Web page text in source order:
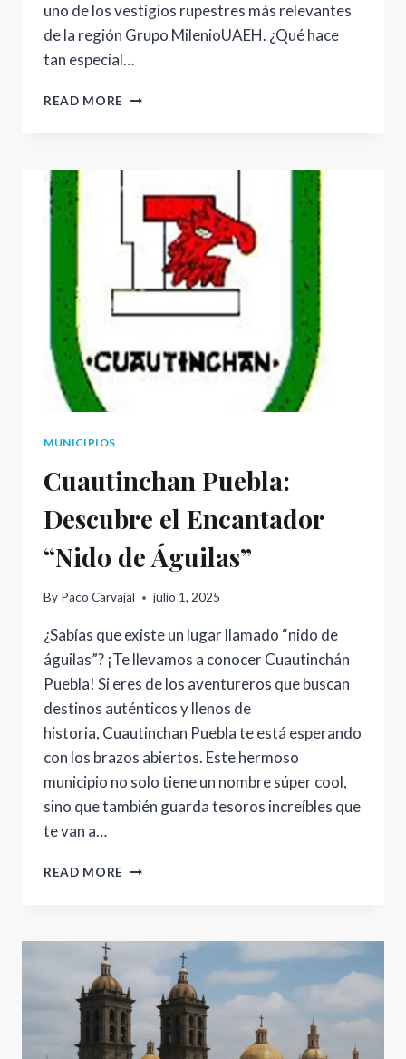
uno de los vestigios rupestres más relevantes
de la región Grupo MilenioUAEH. ¿Qué hace
tan especial…
READ MORE DESCUBRE
PINTURAS
RUPESTRES
ESTÁN
DESPERTANDO
HISTORIA
MUNICIPIOS
Cuautinchan Puebla:
Descubre el Encantador
“Nido de Águilas”
By Paco Carvajal julio 1, 2025
¿Sabías que existe un lugar llamado “nido de
águilas”? ¡Te llevamos a conocer Cuautinchán
Puebla! Si eres de los aventureros que buscan
destinos auténticos y llenos de
historia, Cuautinchan Puebla te está esperando
con los brazos abiertos. Este hermoso
municipio no solo tiene un nombre súper cool,
sino que también guarda tesoros increíbles que
te van a…
READ MORE CUAUTINCHAN
ENCANTADOR
ÁGUILAS”